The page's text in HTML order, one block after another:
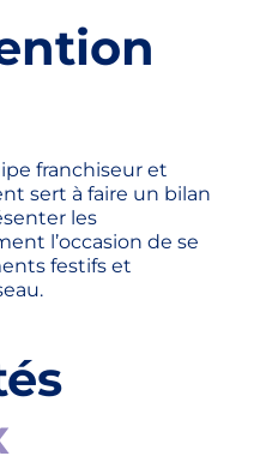
franchiseur et
sert à faire un bilan
les
l’occasion de se
festifs et